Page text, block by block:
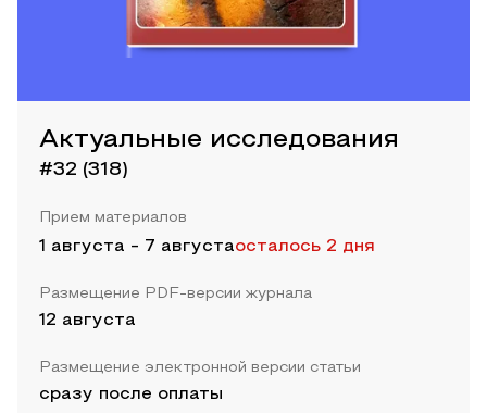
Актуальные исследования
#32 (318)
Прием материалов
1 августа - 7 августаосталось 2 дня
Размещение PDF-версии журнала
12 августа
Размещение электронной версии статьи
сразу после оплаты